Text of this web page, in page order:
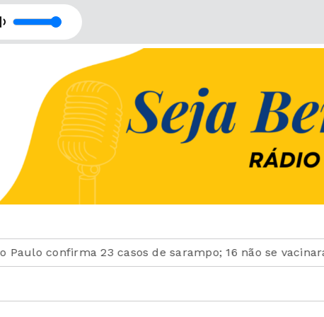
confirma 23 casos de sarampo; 16 não se vacinaram